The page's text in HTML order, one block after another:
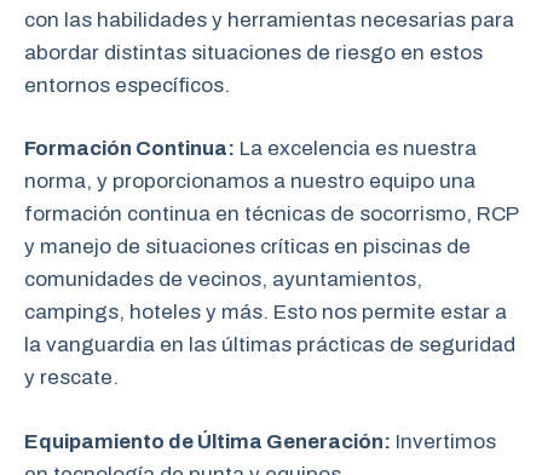
con las habilidades y herramientas necesarias para
abordar distintas situaciones de riesgo en estos
entornos específicos.
Formación Continua: La excelencia es nuestra
norma, y proporcionamos a nuestro equipo una
formación continua en técnicas de socorrismo, RCP
y manejo de situaciones críticas en piscinas de
comunidades de vecinos, ayuntamientos,
campings, hoteles y más. Esto nos permite estar a
la vanguardia en las últimas prácticas de seguridad
y rescate.
Equipamiento de Última Generación: Invertimos